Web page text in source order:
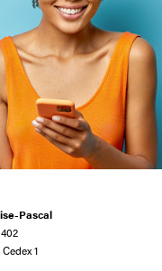
Pascal
1